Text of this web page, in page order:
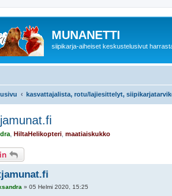
MUNANETTI
siipikarja-aiheiset keskustelusivut
kasvattajalista, rotu/lajiesittelyt,
HiltaHelikopteri maatiaiskukko
» 05 Helmi 2020, 15:25